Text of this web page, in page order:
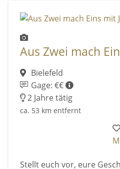
Aus Zwei mach
Bielefeld
Gage: €€
2 Jahre tätig
ca. 53 km entfernt
Stellt euch vor, eure